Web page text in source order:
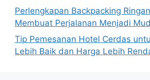
Perlengkapan Backpacking
Membuat Perjalanan Menjadi
Tip Pemesanan Hotel Cerdas
Lebih Baik dan Harga Lebih